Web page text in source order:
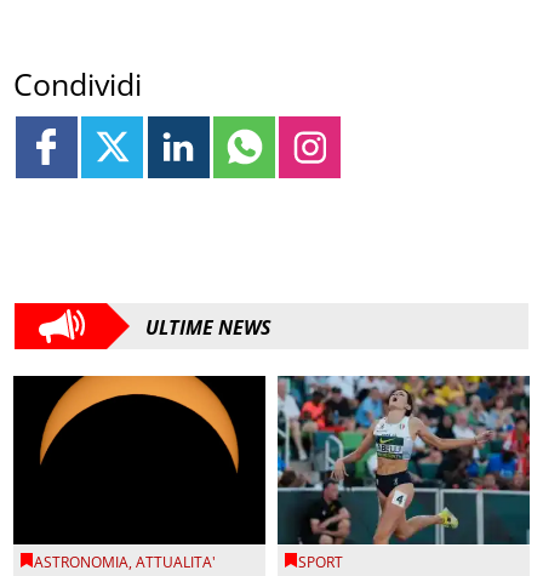
Condividi
ULTIME NEWS
ASTRONOMIA,ATTUALITA' SPORT